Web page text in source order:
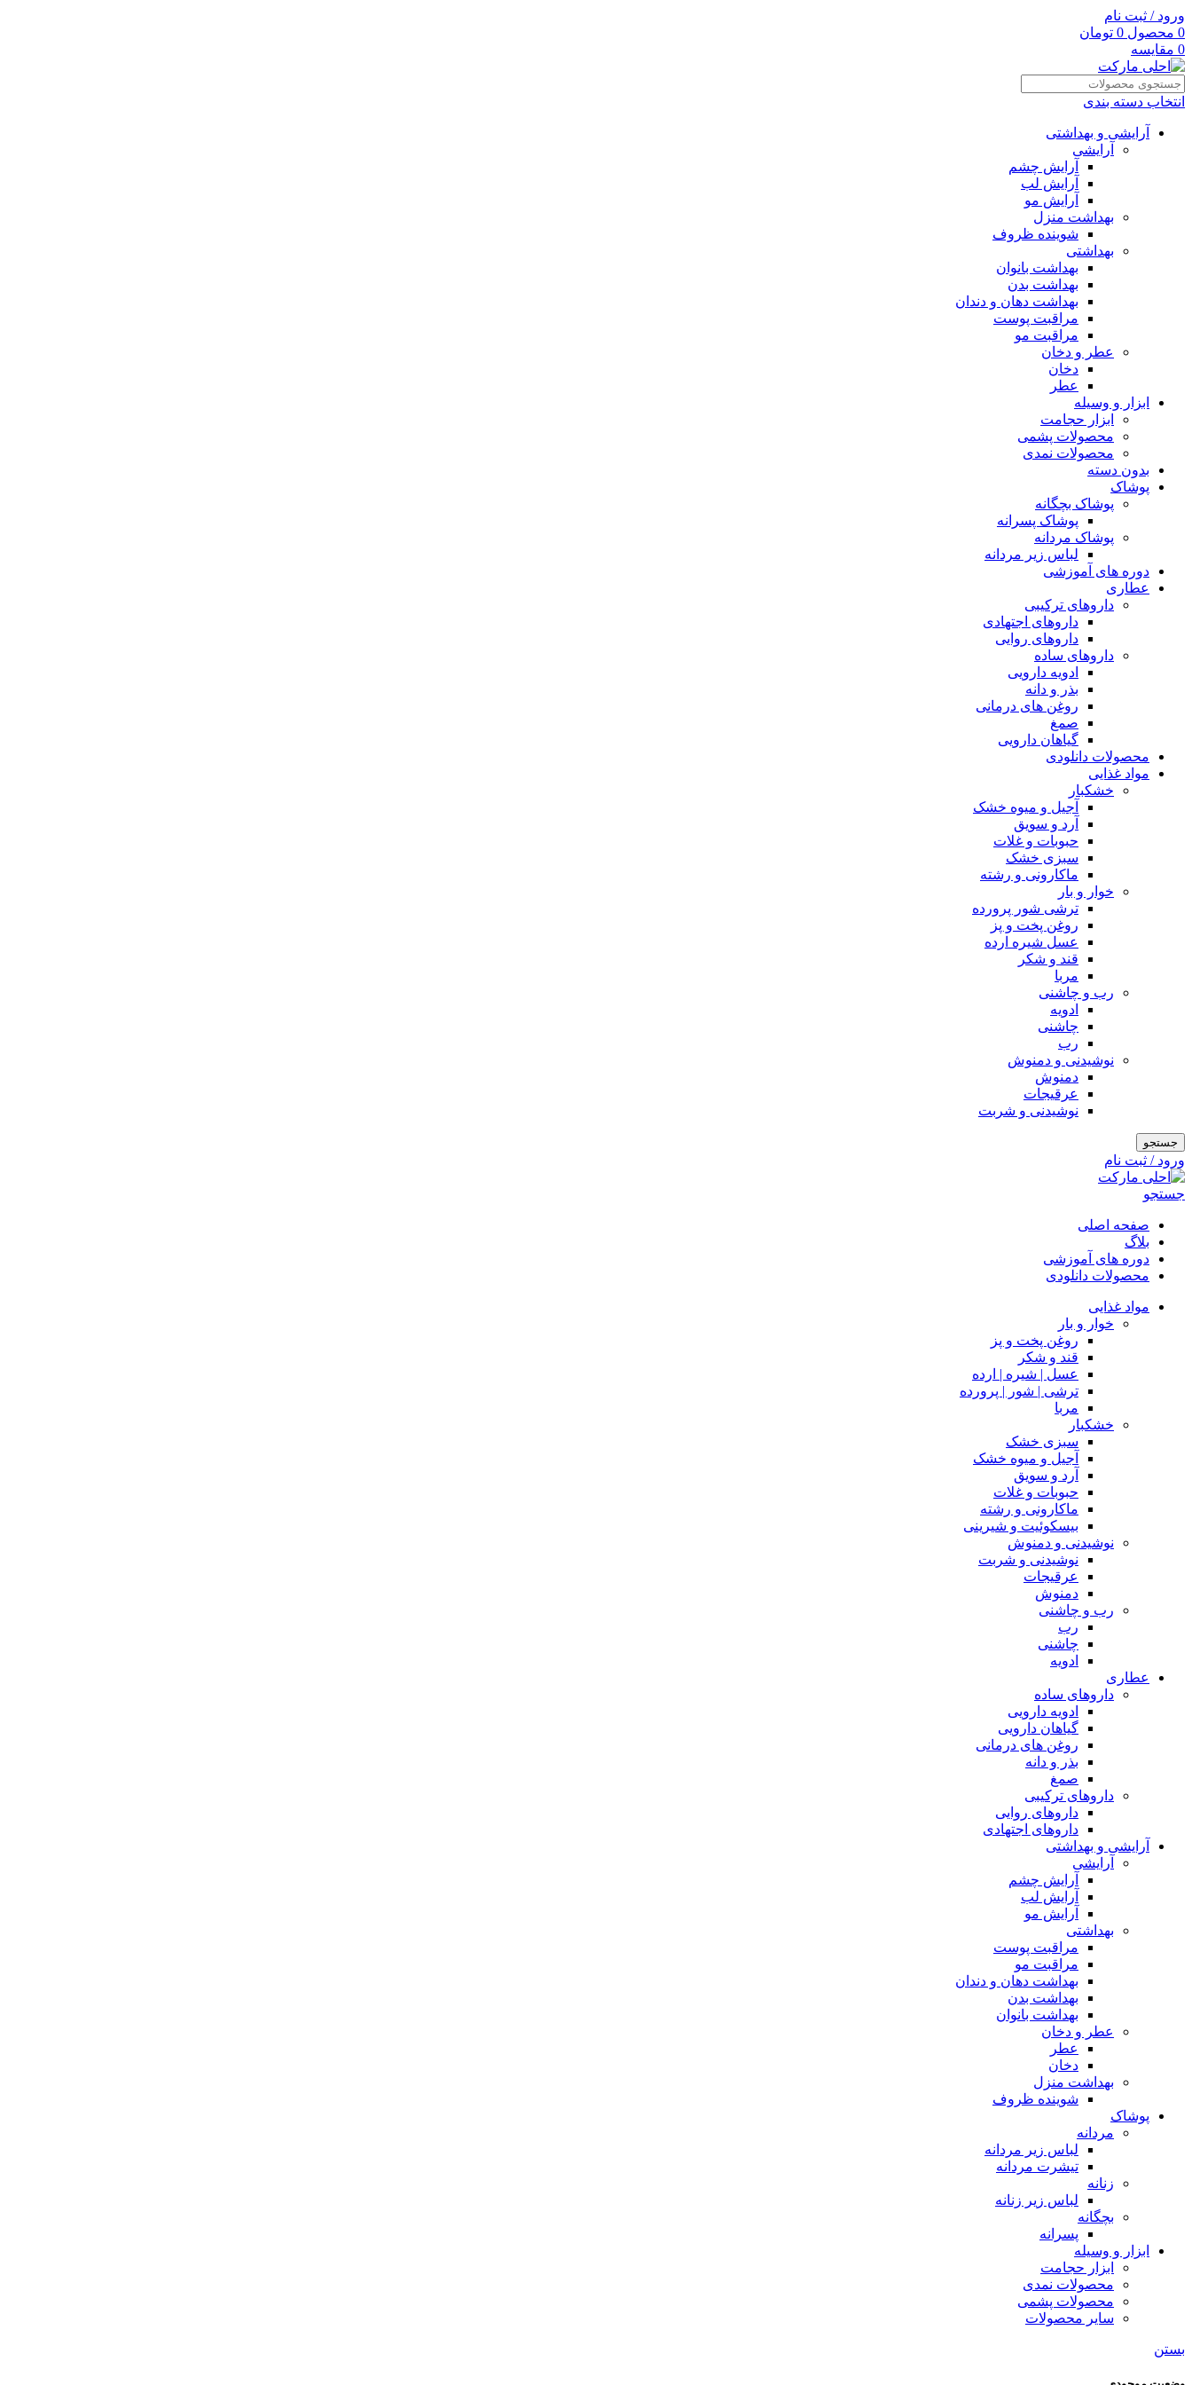
ورود / ثبت نام
0 محصول 0 تومان
0 مقایسه
انتخاب دسته بندی
آرایشی و بهداشتی
آرایشی
آرایش چشم
آرایش لب
آرایش مو
بهداشت منزل
شوینده ظروف
بهداشتی
بهداشت بانوان
بهداشت بدن
بهداشت دهان و دندان
مراقبت پوست
مراقبت مو
عطر و دخان
دخان
عطر
ابزار و وسیله
ابزار حجامت
محصولات پشمی
محصولات نمدی
بدون دسته
پوشاک
پوشاک بچگانه
پوشاک پسرانه
پوشاک مردانه
لباس زیر مردانه
دوره های آموزشی
عطاری
داروهای ترکیبی
داروهای اجتهادی
داروهای روایی
داروهای ساده
ادویه دارویی
بذر و دانه
روغن های درمانی
صمغ
گیاهان دارویی
محصولات دانلودی
مواد غذایی
خشکبار
آجیل و میوه خشک
آرد و سویق
حبوبات و غلات
سبزی خشک
ماکارونی و رشته
خوار و بار
ترشی شور پرورده
روغن پخت و پز
عسل شیره ارده
قند و شکر
مربا
رب و چاشنی
ادویه
چاشنی
رب
نوشیدنی و دمنوش
دمنوش
عرقیجات
نوشیدنی و شربت
جستجو
ورود / ثبت نام
جستجو
صفحه اصلی
بلاگ
دوره های آموزشی
محصولات دانلودی
مواد غذایی
خوار و بار
روغن پخت و پز
قند و شکر
عسل | شیره | ارده
ترشی | شور | پرورده
مربا
خشکبار
سبزی خشک
آجیل و میوه خشک
آرد و سویق
حبوبات و غلات
ماکارونی و رشته
بیسکوئیت و شیرینی
نوشیدنی و دمنوش
نوشیدنی و شربت
عرقیجات
دمنوش
رب و چاشنی
رب
چاشنی
ادویه
عطاری
داروهای ساده
ادویه دارویی
گیاهان دارویی
روغن های درمانی
بذر و دانه
صمغ
داروهای ترکیبی
داروهای روایی
داروهای اجتهادی
آرایشی و بهداشتی
آرایشی
آرایش چشم
آرایش لب
آرایش مو
بهداشتی
مراقبت پوست
مراقبت مو
بهداشت دهان و دندان
بهداشت بدن
بهداشت بانوان
عطر و دخان
عطر
دخان
بهداشت منزل
شوینده ظروف
پوشاک
مردانه
لباس زیر مردانه
تیشرت مردانه
زنانه
لباس زیر زنانه
بچگانه
پسرانه
ابزار و وسیله
ابزار حجامت
محصولات نمدی
محصولات پشمی
سایر محصولات
بستن